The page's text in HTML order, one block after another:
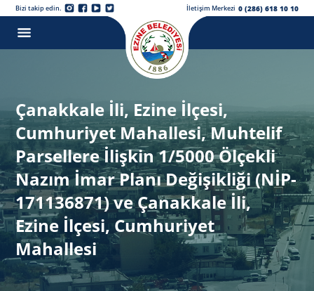
Bizi takip edin. İletişim Merkezi 0 (286) 618 10 10
Çanakkale İli, Ezine İlçesi,
Cumhuriyet Mahallesi, Muhtelif
Parsellere İlişkin 1/5000 Ölçekli
Nazım İmar Planı Değişikliği (NİP-
171136871) ve Çanakkale İli,
Ezine İlçesi, Cumhuriyet
Mahallesi